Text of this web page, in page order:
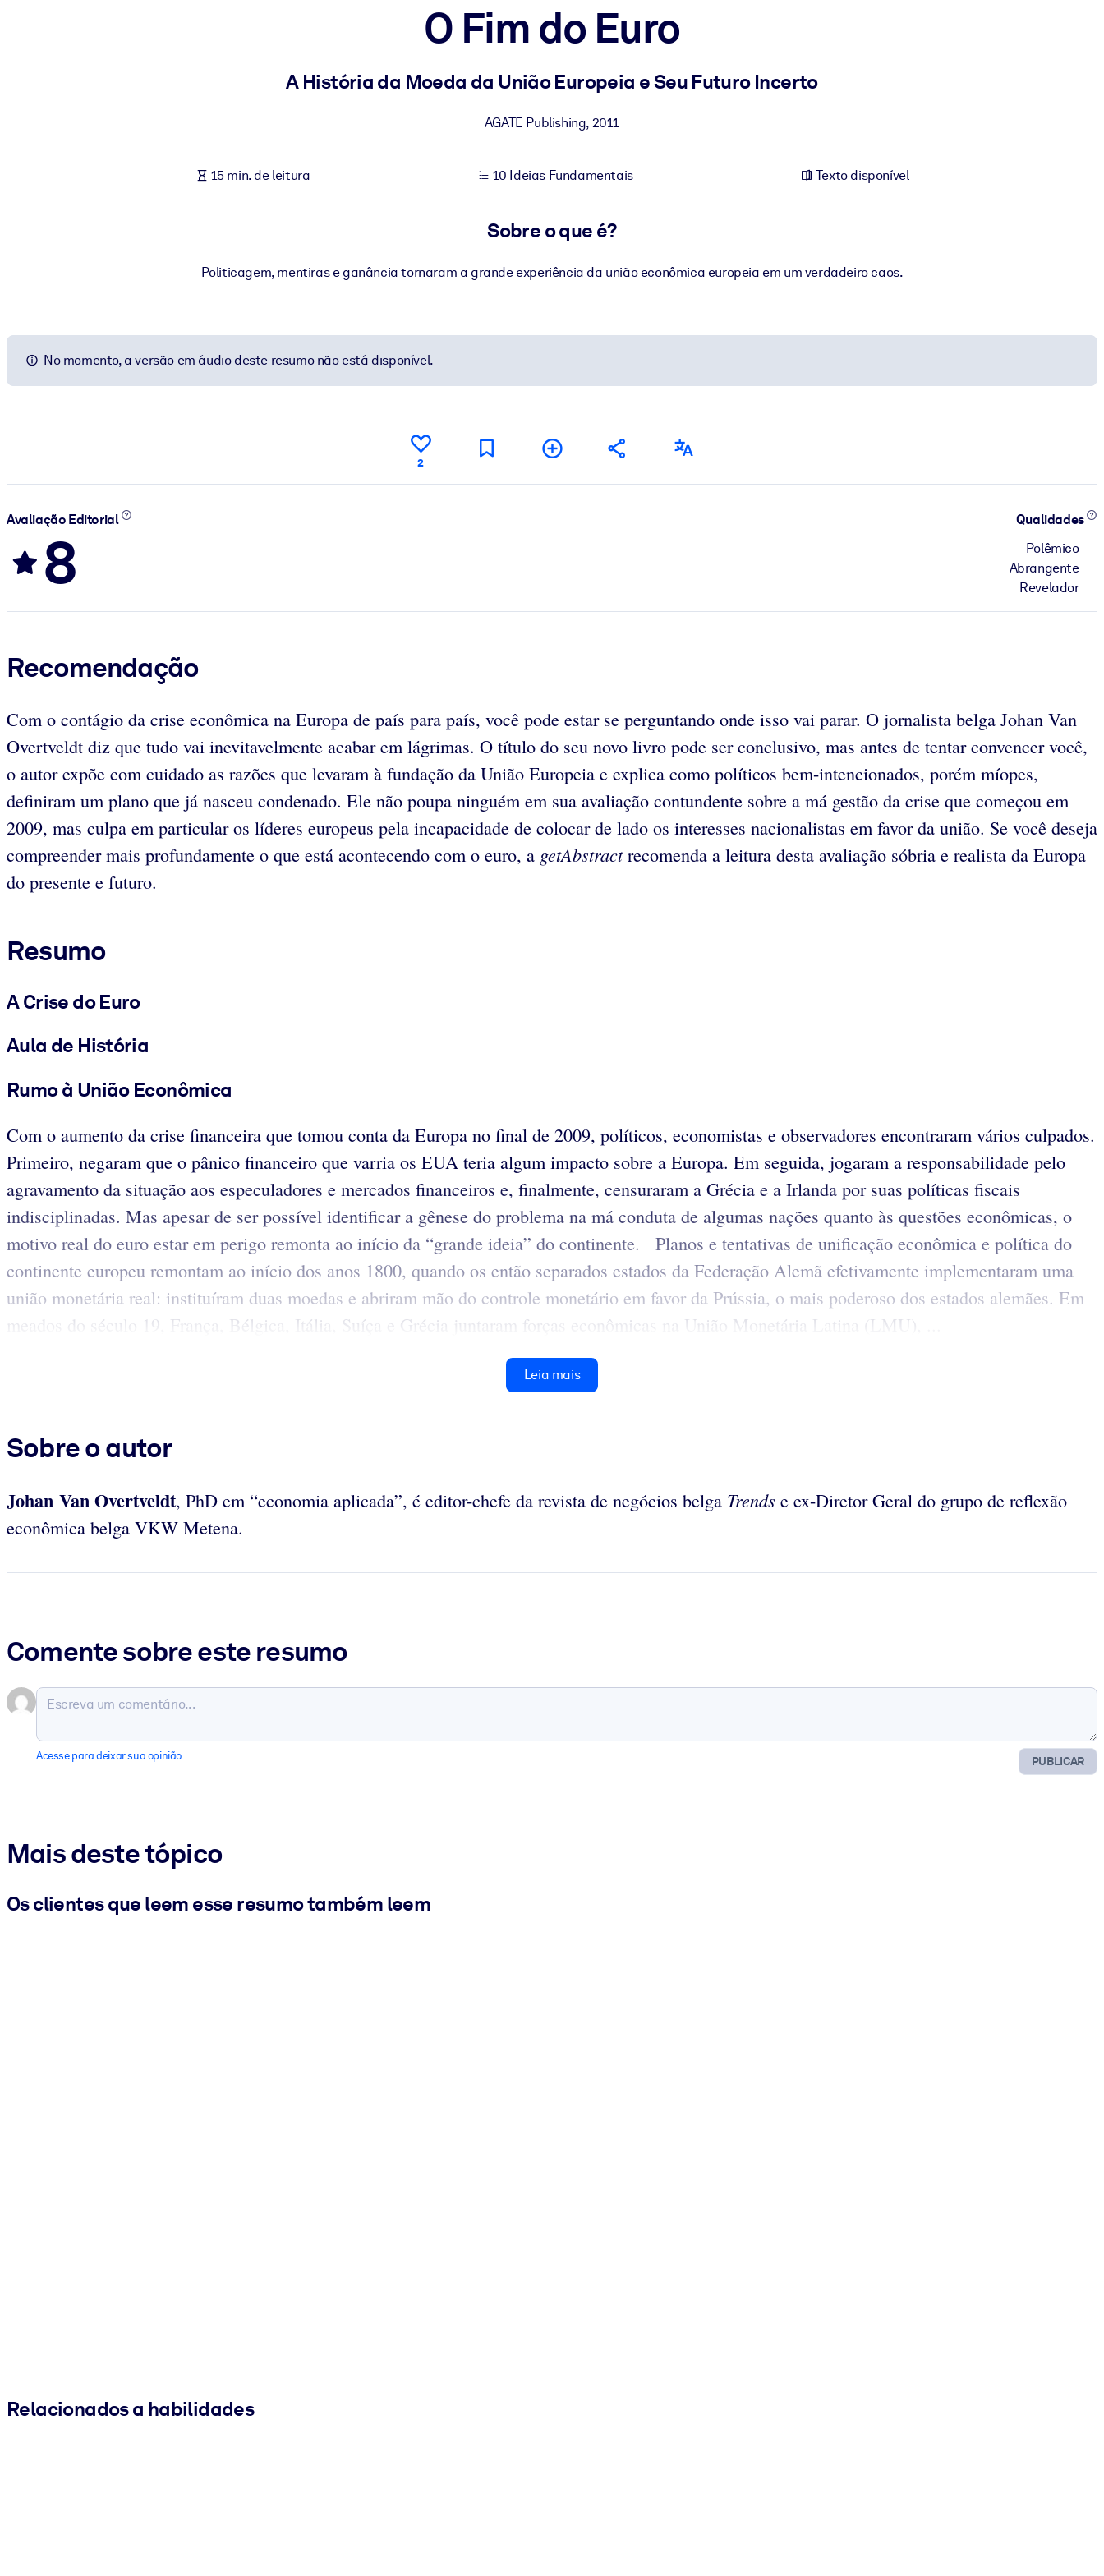
Enriqueça sua biblioteca corporativa com conhecimento de negócios confiável e pronto para uso.
Alimente seus sistemas de IA com conhecimento confiável e estruturado para melhorar os resultados.
O Fim do Euro
A História da Moeda da União Europeia e Seu Futuro Incerto
AGATE Publishing, 2011
15 min. de leitura 10 Ideias Fundamentais Texto disponível
Sobre o que é?
Politicagem, mentiras e ganância tornaram a grande experiência da união econômica europeia em um verdadeiro caos.
No momento, a versão em áudio deste resumo não está disponível.
2
Avaliação Editorial
8
Qualidades
Polêmico
Abrangente
Revelador
Recomendação
Com o contágio da crise econômica na Europa de país para país, você pode estar se perguntando onde isso vai parar. O jornalista belga Johan Van
Overtveldt diz que tudo vai inevitavelmente acabar em lágrimas. O título do seu novo livro pode ser conclusivo, mas antes de tentar convencer você,
o autor expõe com cuidado as razões que levaram à fundação da União Europeia e explica como políticos bem-intencionados, porém míopes,
definiram um plano que já nasceu condenado. Ele não poupa ninguém em sua avaliação contundente sobre a má gestão da crise que começou em
2009, mas culpa em particular os líderes europeus pela incapacidade de colocar de lado os interesses nacionalistas em favor da união. Se você deseja
compreender mais profundamente o que está acontecendo com o euro, a getAbstractrecomenda a leitura desta avaliação sóbria e realista da Europa
do presente e futuro.
Resumo
A Crise do Euro
Aula de História
Rumo à União Econômica
Com o aumento da crise financeira que tomou conta da Europa no final de 2009, políticos, economistas e observadores encontraram vários culpados.
Primeiro, negaram que o pânico financeiro que varria os EUA teria algum impacto sobre a Europa. Em seguida, jogaram a responsabilidade pelo
agravamento da situação aos especuladores e mercados financeiros e, finalmente, censuraram a Grécia e a Irlanda por suas políticas fiscais
indisciplinadas. Mas apesar de ser possível identificar a gênese do problema na má conduta de algumas nações quanto às questões econômicas, o
motivo real do euro estar em perigo remonta ao início da “grande ideia” do continente. Planos e tentativas de unificação econômica e política do
continente europeu remontam ao início dos anos 1800, quando os então separados estados da Federação Alemã efetivamente implementaram uma
união monetária real: instituíram duas moedas e abriram mão do controle monetário em favor da Prússia, o mais poderoso dos estados alemães. Em
meados do século 19, França, Bélgica, Itália, Suíça e Grécia juntaram forças econômicas na União Monetária Latina (LMU), ...
Leia mais
Sobre o autor
Johan VanOvertveldt, PhD em “economia aplicada”, é editor-chefe da revista de negócios belga Trends e ex-Diretor Geral do grupo de reflexão
econômica belga VKW Metena.
Comente sobre este resumo
PUBLICAR
Acesse para deixar sua opinião
Mais deste tópico
Os clientes que leem esse resumo também leem
Relacionados a habilidades